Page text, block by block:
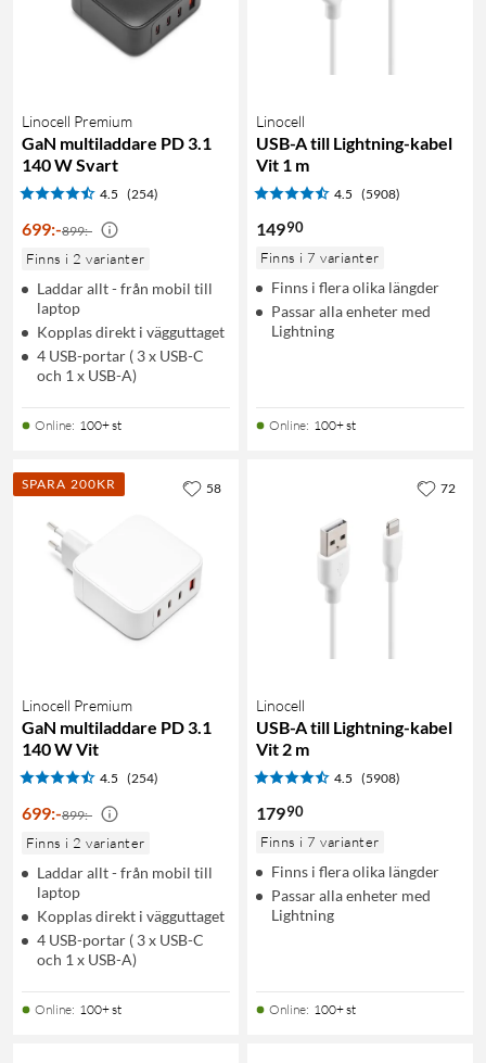
Linocell Premium
GaN multiladdare PD 3.1
140 W Svart
4.5 (254)
699:-899:-
Finns i 2 varianter
Laddar allt - från mobil till
laptop
Kopplas direkt i vägguttaget
4 USB-portar ( 3 x USB-C
och 1 x USB-A)
Online: 100+ st
Linocell
USB-A till Lightning-kabel
Vit 1 m
4.5 (5908)
14990
Finns i 7 varianter
Finns i flera olika längder
Passar alla enheter med
Lightning
Online: 100+ st
SPARA 200KR
Linocell Premium
GaN multiladdare PD 3.1
140 W Vit
4.5 (254)
699:-899:-
Finns i 2 varianter
Laddar allt - från mobil till
laptop
Kopplas direkt i vägguttaget
4 USB-portar ( 3 x USB-C
och 1 x USB-A)
Online: 100+ st
58
Linocell
USB-A till Lightning-kabel
Vit 2 m
4.5 (5908)
17990
Finns i 7 varianter
Finns i flera olika längder
Passar alla enheter med
Lightning
Online: 100+ st
72